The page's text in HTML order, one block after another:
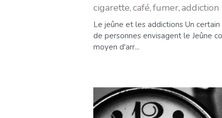
cigarette,café,fumer,addiction
Le jeûne et les addictions Un
de personnes envisagent le Jeûne
moyen d'arr...